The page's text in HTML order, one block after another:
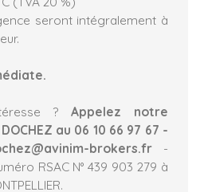
seront intégralement à
?Appelez notre
au 06 10 66 97 67 -
brokers.fr -
RSAC N° 439 903 279 à